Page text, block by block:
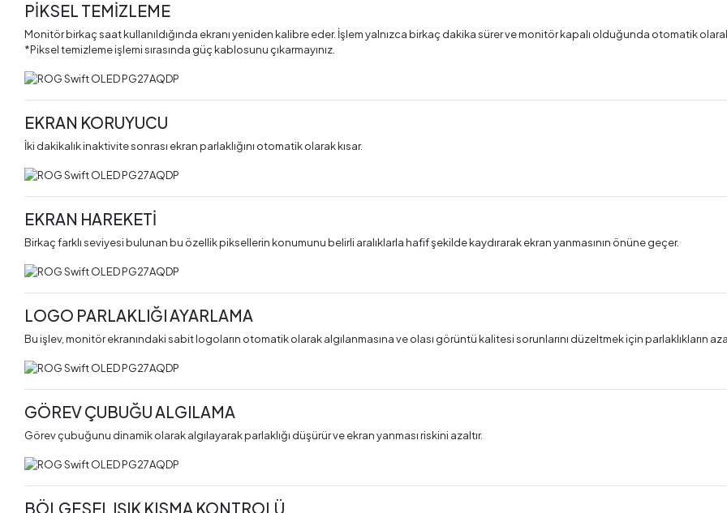
PİKSEL TEMİZLEME
Monitör birkaç saat kullanıldığında ekranı yeniden kalibre eder. İşlem yalnızca birkaç dakika sürer ve monitör kapalı olduğunda otomatik
*Piksel temizleme işlemi sırasında güç kablosunu çıkarmayınız.
EKRAN KORUYUCU
İki dakikalık inaktivite sonrası ekran parlaklığını otomatik olarak kısar.
EKRAN HAREKETİ
Birkaç farklı seviyesi bulunan bu özellik piksellerin konumunu belirli aralıklarla hafif şekilde kaydırarak ekran yanmasının önüne geçer.
LOGO PARLAKLIĞI AYARLAMA
Bu işlev, monitör ekranındaki sabit logoların otomatik olarak algılanmasına ve olası görüntü kalitesi sorunlarını düzeltmek için parlaklıkların
GÖREV ÇUBUĞU ALGILAMA
Görev çubuğunu dinamik olarak algılayarak parlaklığı düşürür ve ekran yanması riskini azaltır.
BÖLGESEL IŞIK KISMA KONTROLÜ